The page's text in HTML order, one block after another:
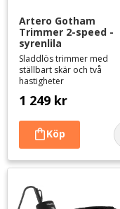
Artero Gotham
Trimmer 2-speed -
syrenlila
Sladdlös trimmer med
ställbart skär och två
hastigheter
1 249 kr